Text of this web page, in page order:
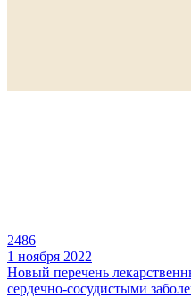
2486
1 ноября 2022
Новый перечень
сердечно-сосудистыми